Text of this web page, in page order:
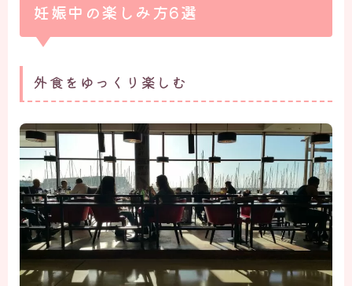
妊娠中の楽しみ方6選
外食をゆっくり楽しむ